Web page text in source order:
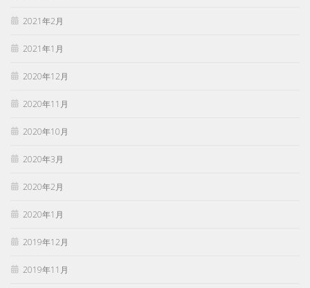
2021年2月
2021年1月
2020年12月
2020年11月
2020年10月
2020年3月
2020年2月
2020年1月
2019年12月
2019年11月